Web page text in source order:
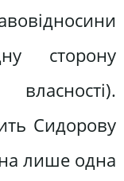
сторону
Сидорову
лише одна